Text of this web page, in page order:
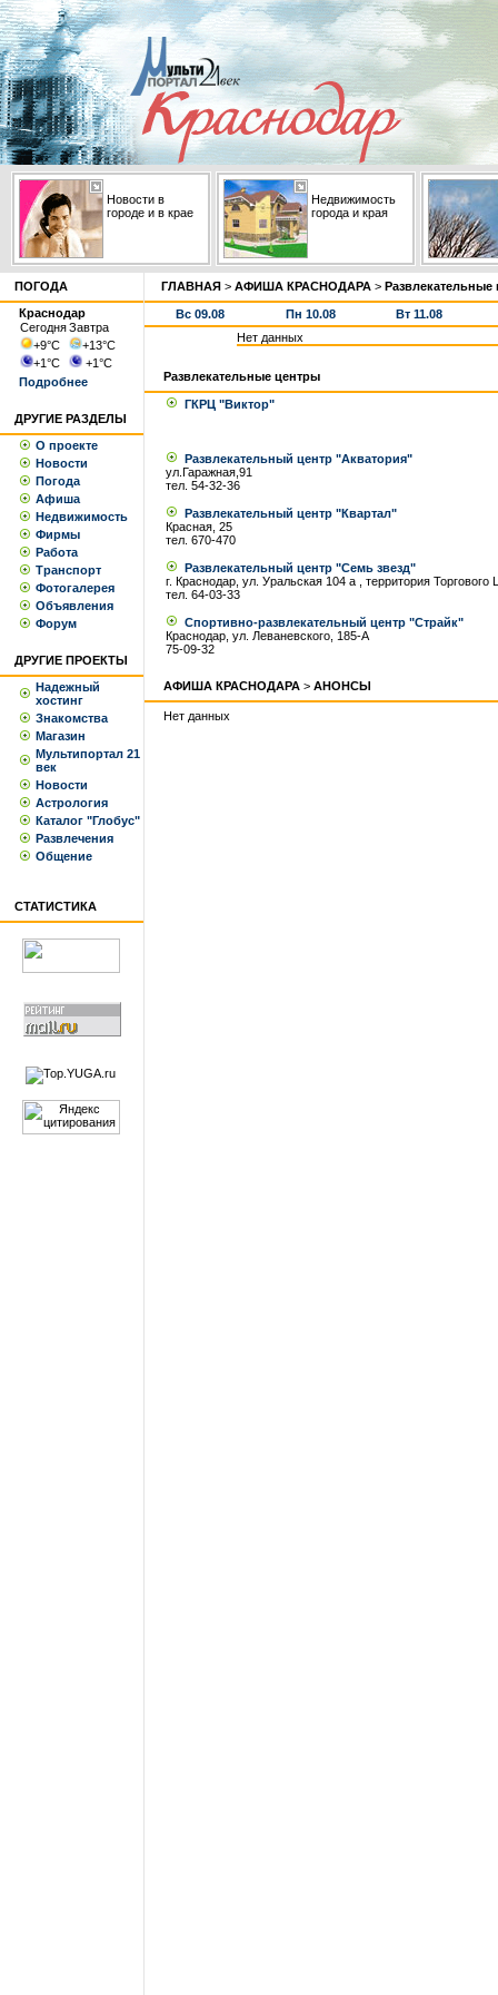
Новости в
городе и в крае
Недвижимость
города и края
ПОГОДА
Краснодар
СегодняЗавтра
+9°С +13°С
+1°С +1°С
Подробнее
ДРУГИЕ РАЗДЕЛЫ
О проекте
Новости
Погода
Афиша
Недвижимость
Фирмы
Работа
Транспорт
Фотогалерея
Объявления
Форум
ДРУГИЕ ПРОЕКТЫ
Надежный
хостинг
Знакомства
Магазин
Мультипортал 21
век
Новости
Астрология
Каталог "Глобус"
Развлечения
Общение
СТАТИСТИКА
ГЛАВНАЯ > АФИША КРАСНОДАРА > Развлекательные
Вс 09.08 Пн 10.08
Вт 11.08
Нет данных
Развлекательные центры
ГКРЦ "Виктор"
Развлекательный центр "Акватория"
ул.Гаражная,91
тел. 54-32-36
Развлекательный центр "Квартал"
Красная, 25
тел. 670-470
Развлекательный центр "Семь звезд"
г. Краснодар, ул. Уральская 104 а , территория
тел. 64-03-33
Спортивно-развлекательный центр "Страйк"
Краснодар, ул. Леваневского, 185-А
75-09-32
АФИША КРАСНОДАРА > АНОНСЫ
Нет данных